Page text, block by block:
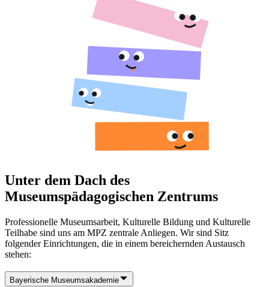
Unter dem Dach des
Museumspädagogischen Zentrums
Professionelle Museumsarbeit, Kulturelle Bildung und Kulturelle
Teilhabe sind uns am MPZ zentrale Anliegen. Wir sind Sitz
folgender Einrichtungen, die in einem bereichernden Austausch
stehen:
Bayerische Museumsakademie